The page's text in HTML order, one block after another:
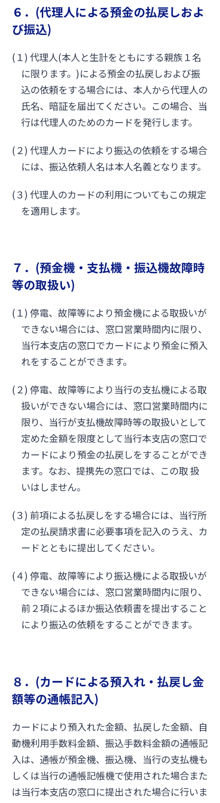
６．(代理人による預金の払戻しおよ
び振込)
(１) 代理人(本人と生計をともにする親族１名
に限ります。)による預金の払戻しおよび振
込の依頼をする場合には、本人から代理人の
氏名、暗証を届出てください。この場合、当
行は代理人のためのカードを発行します。
(２) 代理人カードにより振込の依頼をする場合
には、振込依頼人名は本人名義となります。
(３) 代理人のカードの利用についてもこの規定
を適用します。
７．(預金機・支払機・振込機故障時
等の取扱い)
(１) 停電、故障等により預金機による取扱いが
できない場合には、窓口営業時間内に限り、
当行本支店の窓口でカードにより預金に預入
れをすることができます。
(２) 停電、故障等により当行の支払機による取
扱いができない場合には、窓口営業時間内に
限り、当行が支払機故障時等の取扱いとして
定めた金額を限度として当行本支店の窓口で
カードにより預金の払戻しをすることができ
ます。なお、提携先の窓口では、この取 扱
いはしません。
(３) 前項による払戻しをする場合には、当行所
定の払戻請求書に必要事項を記入のうえ、カ
ードとともに提出してください。
(４) 停電、故障等により振込機による取扱いが
できない場合には、窓口営業時間内に限り、
前２項によるほか振込依頼書を提出すること
により振込の依頼をすることができます。
８．(カードによる預入れ・払戻し金
額等の通帳記入)
カードにより預入れた金額、払戻した金額、自
動機利用手数料金額、振込手数料金額の通帳記
入は、通帳が預金機、振込機、当行の支払機も
しくは当行の通帳記帳機で使用された場合また
は当行本支店の窓口に提出された場合に行いま